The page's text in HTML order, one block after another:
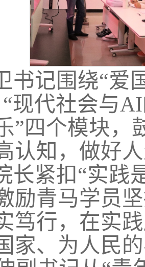
书记围绕“爱
现代社会与
”四个模块，
认知，做好
长紧扣“实践
励青马学员
笃行，在实
家、为人民